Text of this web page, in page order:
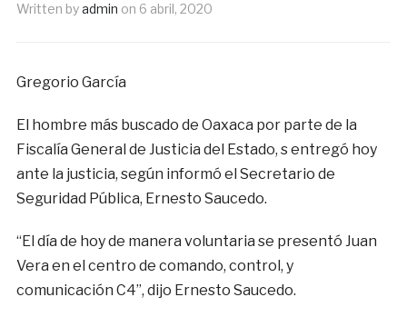
Written byadmin on 6 abril, 2020
Gregorio García
El hombre más buscado de Oaxaca por parte de la
Fiscalía General de Justicia del Estado, s entregó hoy
ante la justicia, según informó el Secretario de
Seguridad Pública, Ernesto Saucedo.
“El día de hoy de manera voluntaria se presentó Juan
Vera en el centro de comando, control, y
comunicación C4”, dijo Ernesto Saucedo.